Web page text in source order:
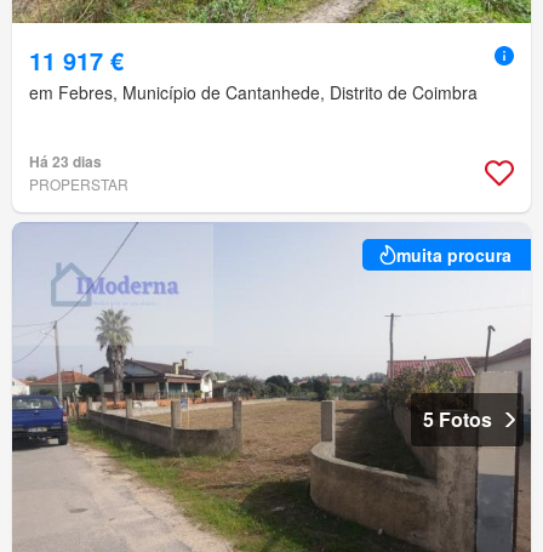
11 917 €
em Febres, Município de Cantanhede, Distrito de Coimbra
Há 23 dias
PROPERSTAR
muita procura
5 Fotos